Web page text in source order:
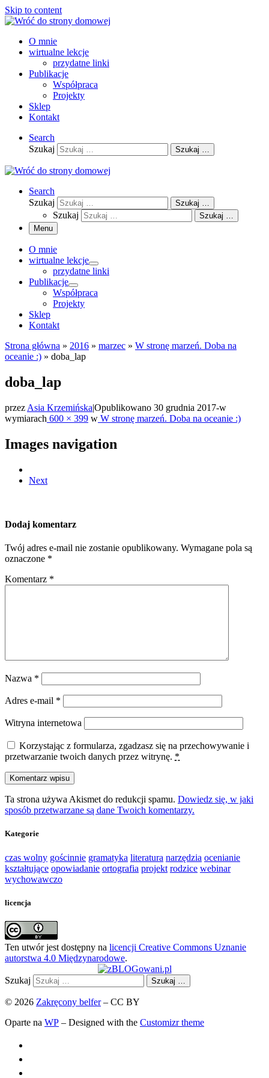
Skip to content
O mnie
wirtualne lekcje
przydatne linki
Publikacje
Współpraca
Projekty
Sklep
Kontakt
Search
Szukaj
Szukaj …
Search
Szukaj
Szukaj …
Szukaj
Szukaj …
Menu
O mnie
wirtualne lekcje
przydatne linki
Publikacje
Współpraca
Projekty
Sklep
Kontakt
Strona główna » 2016 » marzec » W stronę marzeń. Doba na
oceanie :) » doba_lap
doba_lap
przez Asia Krzemińska|Opublikowano 30 grudnia 2017-w
wymiarach 600 × 399 w W stronę marzeń. Doba na oceanie :)
Images navigation
Next
Dodaj komentarz
Twój adres e-mail nie zostanie opublikowany. Wymagane pola są
oznaczone *
Komentarz *
Nazwa *
Adres e-mail *
Witryna internetowa
Korzystając z formularza, zgadzasz się na przechowywanie i
przetwarzanie twoich danych przez witrynę. *
Ta strona używa Akismet do redukcji spamu. Dowiedz się, w jaki
sposób przetwarzane są dane Twoich komentarzy.
Kategorie
czas wolny gościnnie gramatyka literatura narzędzia ocenianie
kształtujące opowiadanie ortografia projekt rodzice webinar
wychowawczo
licencja
Ten utwór jest dostępny na licencji Creative Commons Uznanie
autorstwa 4.0 Międzynarodowe.
Szukaj Szukaj …
© 2026 Zakręcony belfer– CC BY
Oparte na WP – Designed with the Customizr theme